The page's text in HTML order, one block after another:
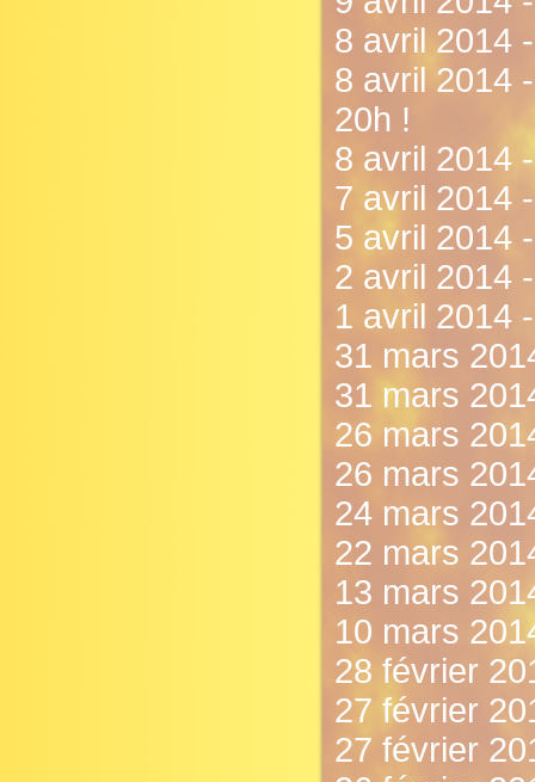
8 avril 2014
8 avril 2014
20h !
8 avril 2014
7 avril 2014
5 avril 2014
2 avril 2014
1 avril 2014
31 mars
31 mars
26 mars
26 mars
24 mars
22 mars
13 mars
10 mars
28 février
27 février
27 février